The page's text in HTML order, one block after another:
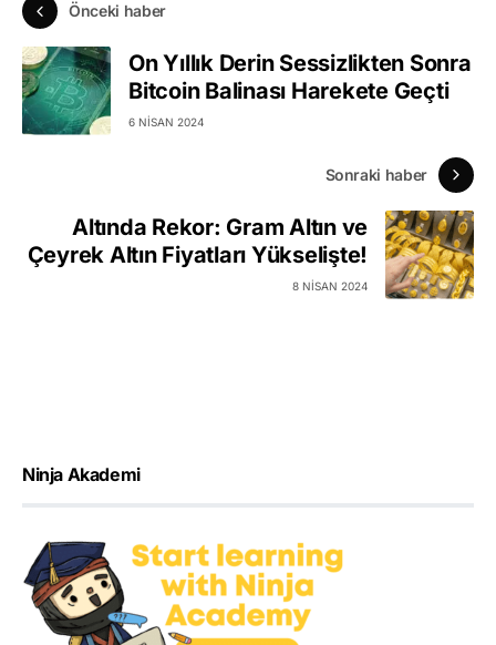
Önceki haber
On Yıllık Derin Sessizlikten Sonra
Bitcoin Balinası Harekete Geçti
6 NISAN 2024
Sonraki haber
Altında Rekor: Gram Altın ve
Çeyrek Altın Fiyatları Yükselişte!
8 NISAN 2024
Ninja Akademi